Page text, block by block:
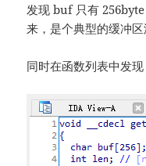
发现 buf 只有
来，是个典型的缓冲区
同时在函数列表中发